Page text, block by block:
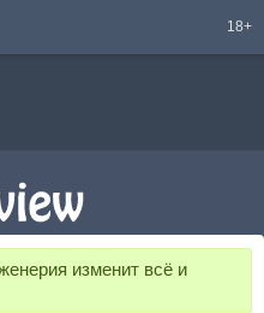
18+
изменит всё и